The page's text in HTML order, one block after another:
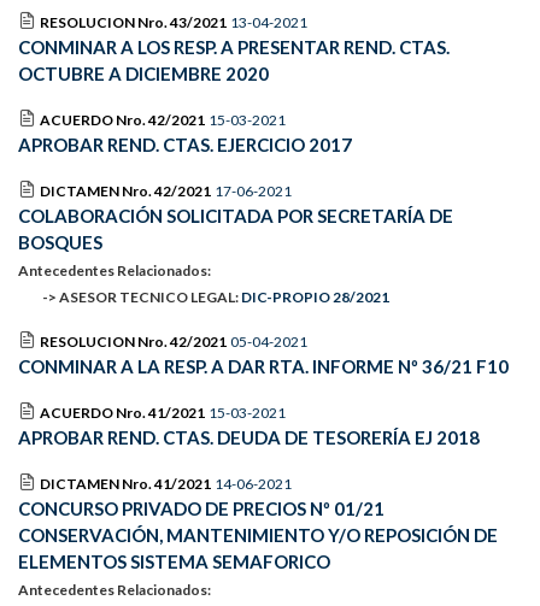
RESOLUCION Nro. 43/2021 13-04-2021
CONMINAR A LOS RESP. A PRESENTAR REND. CTAS.
OCTUBRE A DICIEMBRE 2020
ACUERDO Nro. 42/2021 15-03-2021
APROBAR REND. CTAS. EJERCICIO 2017
DICTAMEN Nro. 42/2021 17-06-2021
COLABORACIÓN SOLICITADA POR SECRETARÍA DE
BOSQUES
Antecedentes Relacionados:
-> ASESOR TECNICO LEGAL: DIC-PROPIO 28/2021
RESOLUCION Nro. 42/2021 05-04-2021
CONMINAR A LA RESP. A DAR RTA. INFORME Nº 36/21 F10
ACUERDO Nro. 41/2021 15-03-2021
APROBAR REND. CTAS. DEUDA DE TESORERÍA EJ 2018
DICTAMEN Nro. 41/2021 14-06-2021
CONCURSO PRIVADO DE PRECIOS Nº 01/21
CONSERVACIÓN, MANTENIMIENTO Y/O REPOSICIÓN DE
ELEMENTOS SISTEMA SEMAFORICO
Antecedentes Relacionados: